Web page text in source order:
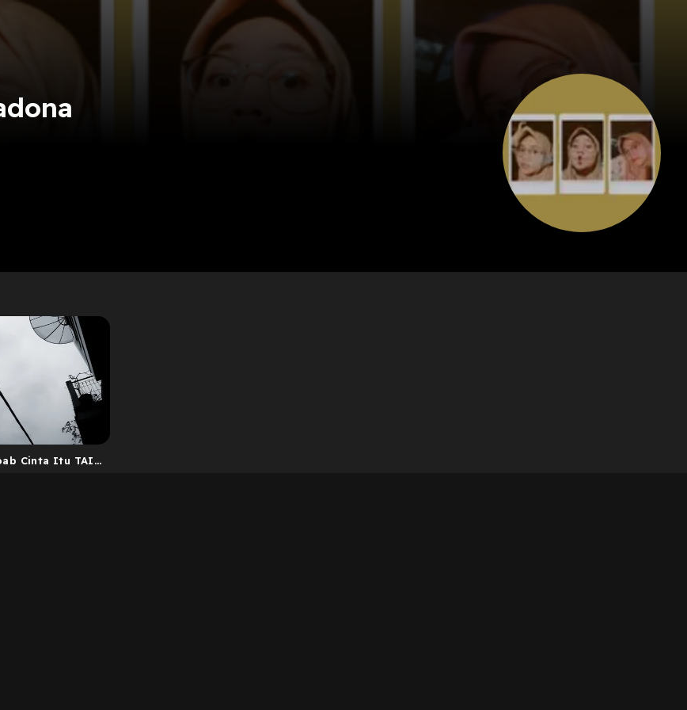
Cinta Itu TAI